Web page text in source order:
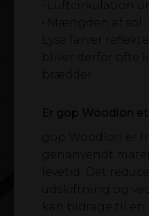
• Luftcirkulation
• Mængden af sol
Lyse farver
bliver derfor ofte
brædder.
Er gop Woodlon
gop Woodlon er
genanvendt
levetid. Det
udskiftning og
kan bidrage til